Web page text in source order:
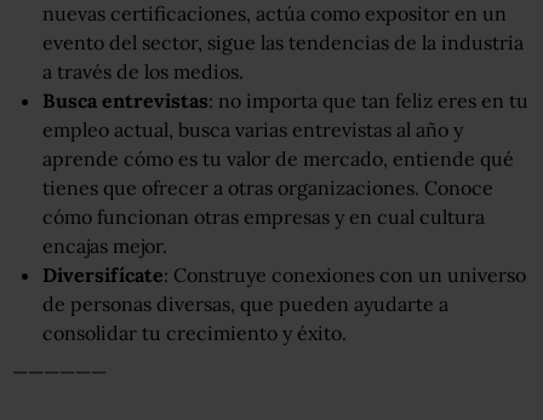
nuevas certificaciones, actúa como expositor en un
evento del sector, sigue las tendencias de la industria
a través de los medios.
Busca entrevistas: no importa que tan feliz eres en tu
empleo actual, busca varias entrevistas al año y
aprende cómo es tu valor de mercado, entiende qué
tienes que ofrecer a otras organizaciones. Conoce
cómo funcionan otras empresas y en cual cultura
encajas mejor.
Diversifícate: Construye conexiones con un universo
de personas diversas, que pueden ayudarte a
consolidar tu crecimiento y éxito.
——————